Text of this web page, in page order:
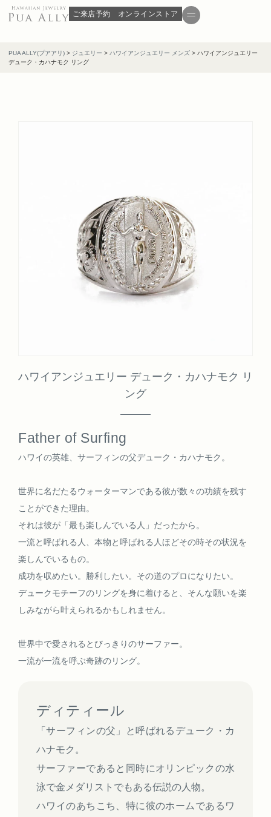
ご来店予約 オンラインストア
PUA ALLY(プアアリ) > ジュエリー > ハワイアンジュエリー メンズ > ハワイアンジュエリー
デューク・カハナモク リング
ハワイアンジュエリー デューク・カハナモク リ
ング
Father of Surfing
ハワイの英雄、サーフィンの父デューク・カハナモク。
世界に名だたるウォーターマンである彼が数々の功績を残す
ことができた理由。
それは彼が「最も楽しんでいる人」だったから。
一流と呼ばれる人、本物と呼ばれる人ほどその時その状況を
楽しんでいるもの。
成功を収めたい。勝利したい。その道のプロになりたい。
デュークモチーフのリングを身に着けると、そんな願いを楽
しみながら叶えられるかもしれません。
世界中で愛されるとびっきりのサーファー。
一流が一流を呼ぶ奇跡のリング。
ディティール
「サーフィンの父」と呼ばれるデューク・カ
ハナモク。
サーファーであると同時にオリンピックの水
泳で金メダリストでもある伝説の人物。
ハワイのあちこち、特に彼のホームであるワ